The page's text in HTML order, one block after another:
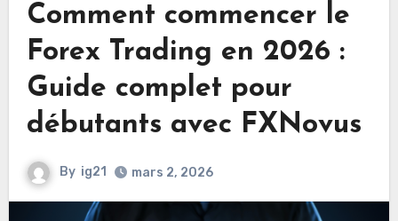
Comment commencer le
Forex Trading en 2026 :
Guide complet pour
débutants avec FXNovus
By ig21 mars 2, 2026